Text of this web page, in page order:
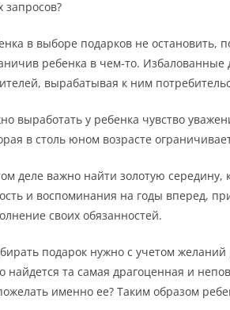
запросов?
в выборе подарков не остановить,
ребенка в чем-то.
вырабатывая к ним
выработать у ребенка чувство
в столь юном возрасте
деле важно найти золотую
и воспоминания на годы вперед,
своих обязанностей.
подарок нужно с учетом желаний
найдется та самая драгоценная и
именно ее? Таким образом